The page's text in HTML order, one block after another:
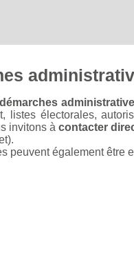
listes électorales,
invitons à contacter
peuvent également être